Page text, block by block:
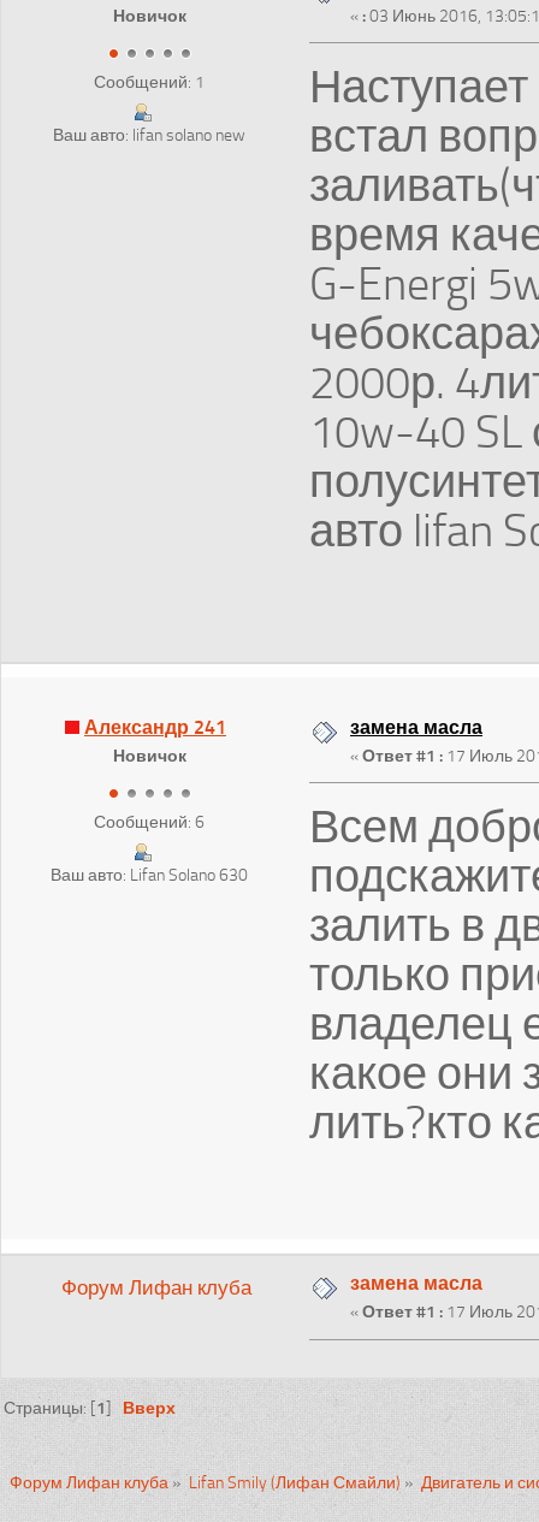
Новичок
Сообщений: 1
Ваш авто: lifan solano new
« :03 Июнь 2016,
встал
время
G-Energi
2000р.
10w-40 SL
авто lifan
Александр 241
Новичок
Сообщений: 6
Ваш авто: Lifan Solano 630
замена масла
«Ответ #1 : 17 Июль
Всем
залить в
только
владелец
какое они
лить?кто
Форум Лифан клуба замена масла
«Ответ #1 : 17 Июль
Страницы: [1] Вверх
Форум Лифан клуба » Lifan Smily (Лифан Смайли) » Двигатель и